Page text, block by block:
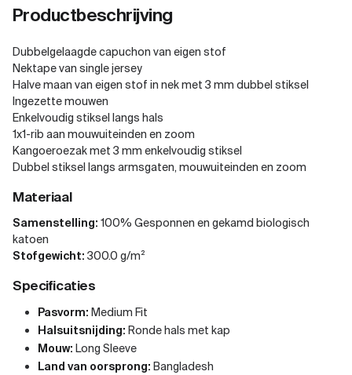
Productbeschrijving
Dubbelgelaagde capuchon van eigen stof
Nektape van single jersey
Halve maan van eigen stof in nek met 3 mm dubbel stiksel
Ingezette mouwen
Enkelvoudig stiksel langs hals
1x1-rib aan mouwuiteinden en zoom
Kangoeroezak met 3 mm enkelvoudig stiksel
Dubbel stiksel langs armsgaten, mouwuiteinden en zoom
Materiaal
Samenstelling: 100% Gesponnen en gekamd biologisch
katoen
Stofgewicht: 300.0 g/m²
Specificaties
Pasvorm: Medium Fit
Halsuitsnijding: Ronde hals met kap
Mouw: Long Sleeve
Land van oorsprong: Bangladesh